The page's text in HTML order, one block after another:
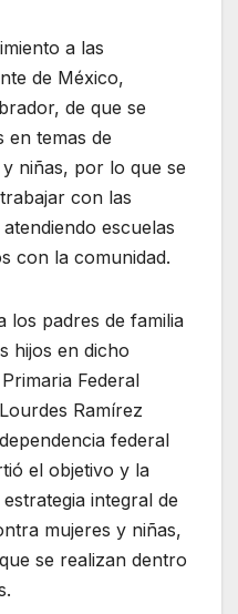
a las
de México,
de que se
en temas de
niñas, por lo que se
con las
escuelas
con la comunidad.
los padres de familia
hijos en dicho
Federal
Ramírez
federal
el objetivo y la
integral de
mujeres y niñas,
se realizan dentro